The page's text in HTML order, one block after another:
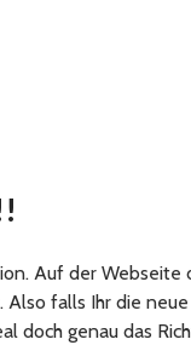
Auf der Webseite
Also falls Ihr die neue
doch genau das